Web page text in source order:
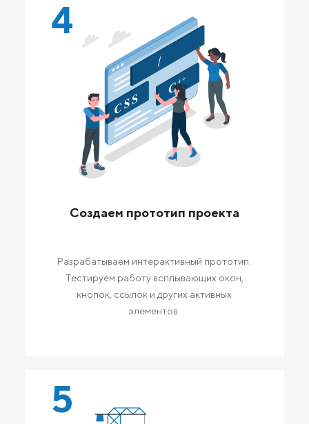
4
Создаем прототип проекта
Разрабатываем интерактивный прототип.
Тестируем работу всплывающих окон,
кнопок, ссылок и других активных
элементов.
5